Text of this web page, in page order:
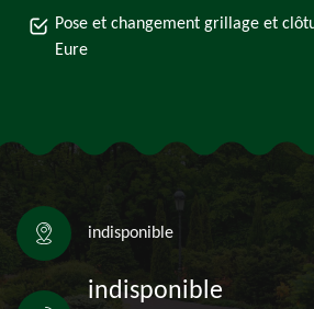
Pose et changement grillage et
Eure
indisponible
indisponible